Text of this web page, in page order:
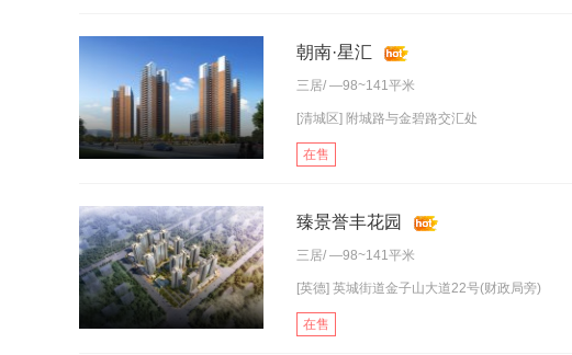
朝南·星汇
三居/ —98~141平米
[清城区] 附城路与金碧路交汇处
在售
臻景誉丰花园
三居/ —98~141平米
[英德] 英城街道金子山大道22号(财政局旁)
在售